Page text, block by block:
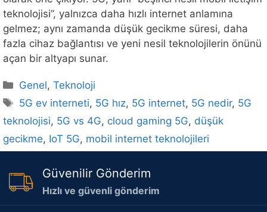
teknolojisi”, yalnızca daha hızlı internet anlamına
gelmez; aynı zamanda düşük gecikme süresi, daha
fazla cihaz bağlantısı ve yeni nesil teknolojilerin önünü
açan bir altyapı sunar.
Kategoriler
Genel,Teknoloji
Etiketler
5G ev interneti, 5G hız, 5G internet, 5G nedir, 5G
teknolojisi, 5G vs 4G, cloud gaming 5G, düşük
gecikme, IoT 5G, mobil internet teknolojileri
Güvenilir Gönderim
Hızlı ve güvenli gönderim